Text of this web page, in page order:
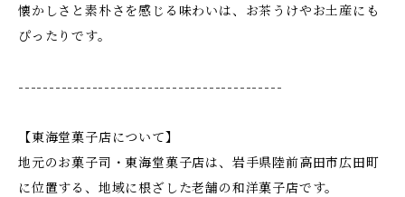
懐かしさと素朴さを感じる味わいは、お茶うけやお土産にも
ぴったりです。
-------------------------------------------
【東海堂菓子店について】
地元のお菓子司・東海堂菓子店は、岩手県陸前高田市広田町
に位置する、地域に根ざした老舗の和洋菓子店です。